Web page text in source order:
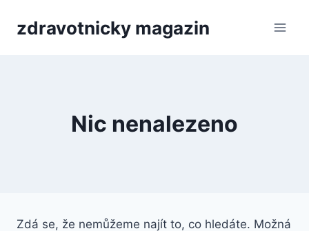
zdravotnicky magazin
Nic nenalezeno
Zdá se, že nemůžeme najít to, co hledáte. Možná